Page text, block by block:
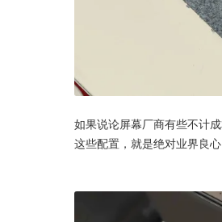
如果说论屏幕厂商有些不计
这些配置，就是绝对业界良心